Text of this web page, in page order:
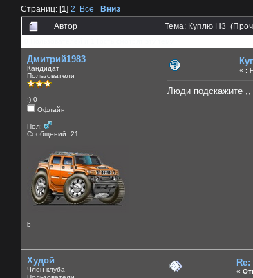
Страниц: [1] 2 Все Вниз
Автор Тема: Куплю H3
Дмитрий1983
Кандидат
Пользователи
:) 0
Офлайн
Пол:
Сообщений: 21
b
« :
Люди подскажите ,,
Худой
Член клуба
«